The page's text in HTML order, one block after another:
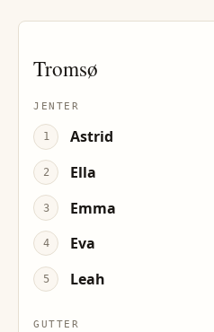
Tromsø
JENTER
1 Astrid
2 Ella
3 Emma
4 Eva
5 Leah
GUTTER